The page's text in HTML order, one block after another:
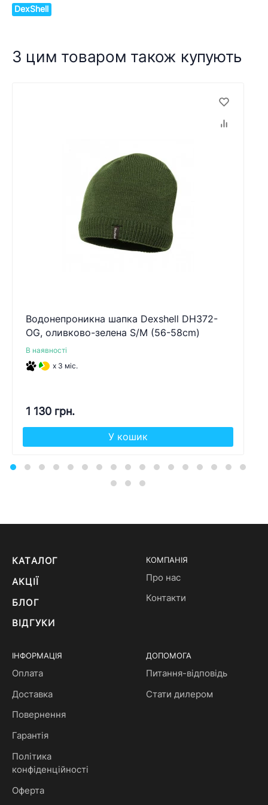
DexShell
З цим товаром також купують
Водонепроникна шапка Dexshell DH372-
OG, оливково-зелена S/M (56-58cm)
В наявності
x 3 міс.
1 130 грн.
У кошик
КАТАЛОГ
АКЦІЇ
БЛОГ
ВІДГУКИ
КОМПАНІЯ
Про нас
Контакти
ІНФОРМАЦІЯ
Оплата
Доставка
Повернення
Гарантія
Політика
конфіденційності
Оферта
ДОПОМОГА
Питання-відповідь
Стати дилером